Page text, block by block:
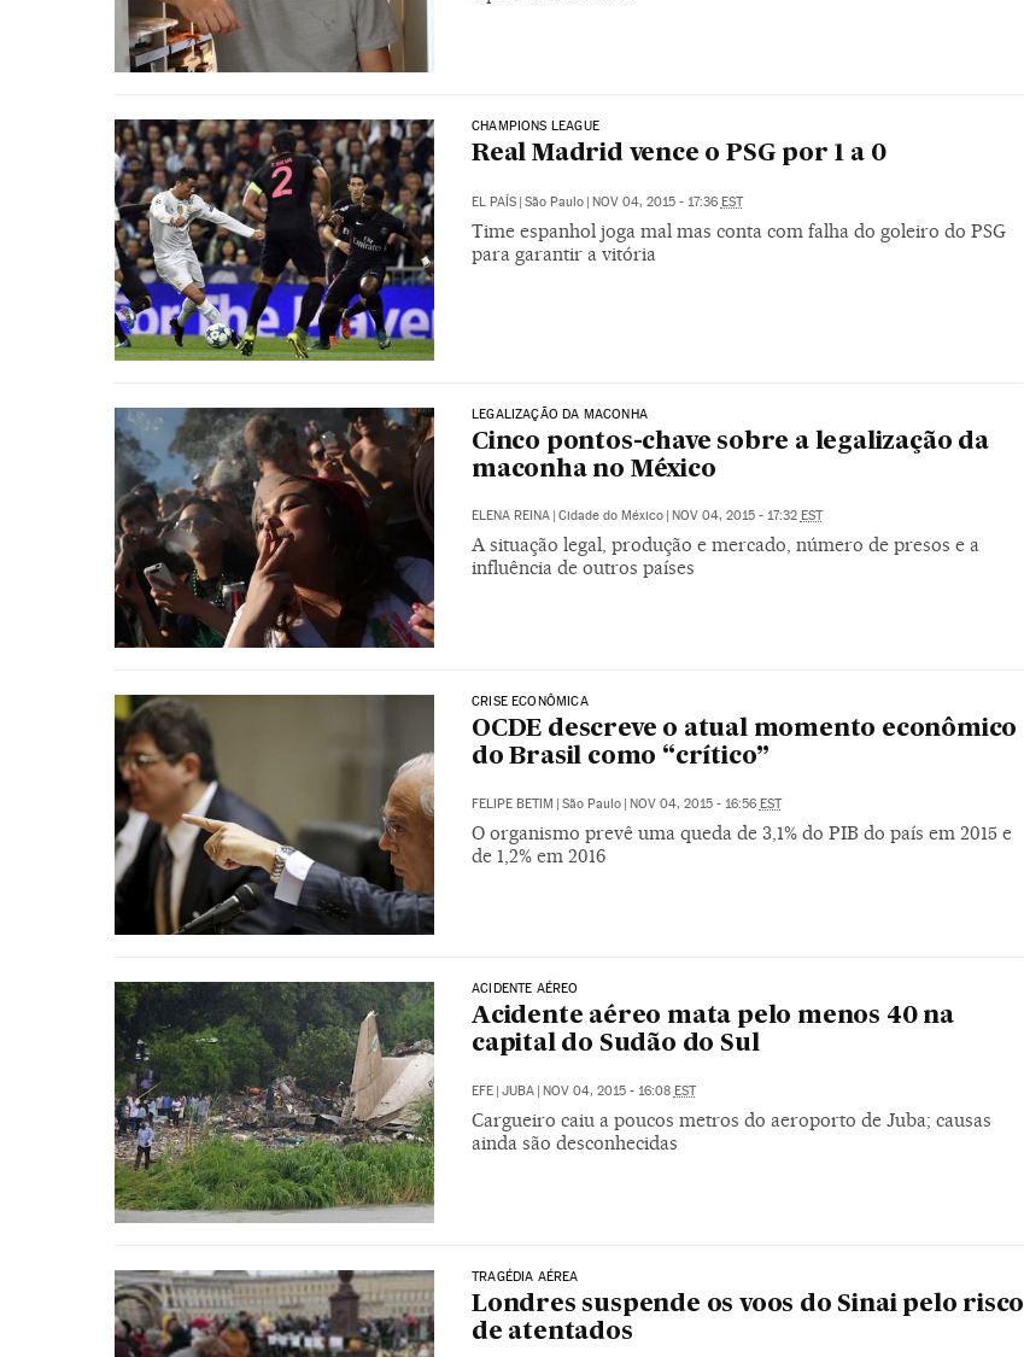
CHAMPIONS LEAGUE
Real Madrid vence o PSG por 1 a 0
EL PAÍS São Paulo NOV 04, 2015 - 17:36 EST
Time espanhol joga mal mas conta com falha do goleiro do PSG
para garantir a vitória
LEGALIZAÇÃO DA MACONHA
Cinco pontos-chave sobre a legalização da
maconha no México
ELENA REINA Cidade do México NOV 04, 2015 - 17:32 EST
A situação legal, produção e mercado, número de presos e a
influência de outros países
CRISE ECONÔMICA
OCDE descreve o atual momento econômico
do Brasil como “crítico”
FELIPE BETIM | São Paulo | NOV 04, 2015 - 16:56 EST
O organismo prevê uma queda de 3,1% do PIB do país em 2015 e
de 1,2% em 2016
ACIDENTE AÉREO
Acidente aéreo mata pelo menos 40 na
capital do Sudão do Sul
EFE JUBA NOV 04, 2015 - 16:08 EST
Cargueiro caiu a poucos metros do aeroporto de Juba; causas
ainda são desconhecidas
TRAGÉDIA AÉREA
Londres suspende os voos do Sinai pelo risco
de atentados